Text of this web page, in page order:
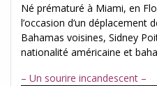
Né prématuré à Miami, en
l’occasion d’un déplacement
Bahamas voisines, Sidney
nationalité américaine et
– Un sourire incandescent –